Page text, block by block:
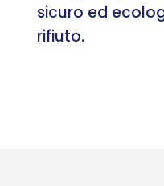
sicuro ed
rifiuto.